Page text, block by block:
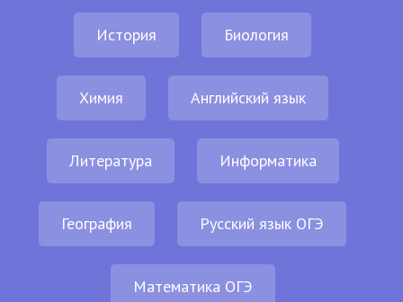
История Биология
Химия Английский язык
Литература Информатика
География Русский язык ОГЭ
Математика ОГЭ